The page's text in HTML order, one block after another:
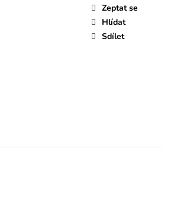
Zeptat se
Hlídat
Sdílet